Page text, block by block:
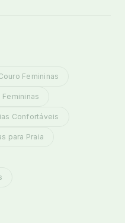
Femininas
Femininas
Confortáveis
para Praia